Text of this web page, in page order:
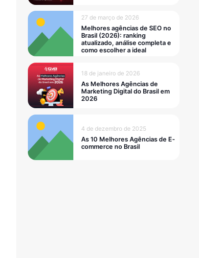
27 de março de 2026
Melhores agências de SEO no
Brasil (2026): ranking
atualizado, análise completa e
como escolher a ideal
18 de janeiro de 2026
As Melhores Agências de
Marketing Digital do Brasil em
2026
4 de dezembro de 2025
As 10 Melhores Agências de E-
commerce no Brasil